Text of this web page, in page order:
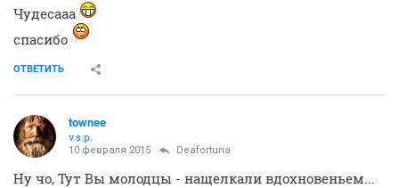
Чудесааа
спасибо
ОТВЕТИТЬ
townee
v.s.p.
10 февраля 2015 Deafortuna
Ну чо, Тут Вы молодцы - нащелкали вдохновеньем...